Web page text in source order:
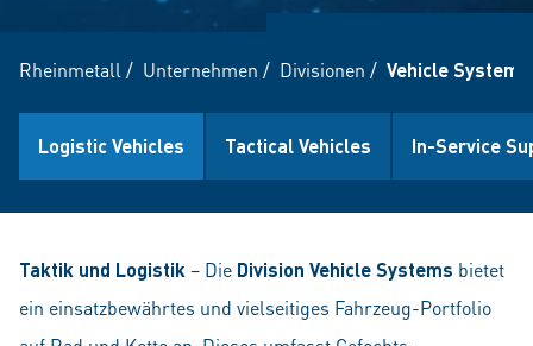
Rheinmetall / Unternehmen / Divisionen / Vehicle Systems
Logistic Vehicles Tactical Vehicles In-Service
Taktik und Logistik – Die Division Vehicle Systems bietet
ein einsatzbewährtes und vielseitiges Fahrzeug-Portfolio